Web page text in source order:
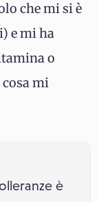
che mi si è
e mi ha
o
mi
è